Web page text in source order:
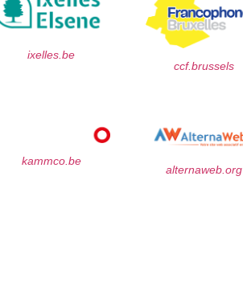
ixelles.be
ccf.brussels
kammco.be
alternaweb.org